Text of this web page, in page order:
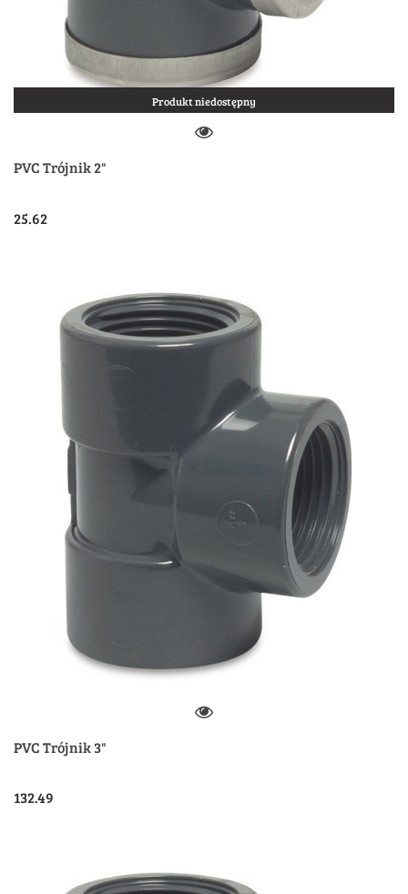
Produkt niedostępny
PVC Trójnik 2"
25.62
PVC Trójnik 3"
132.49